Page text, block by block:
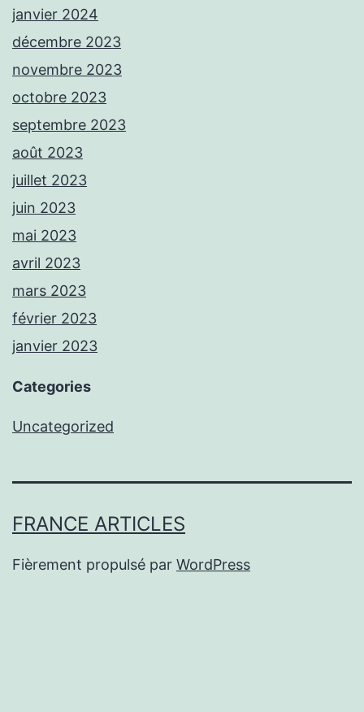
janvier 2024
décembre 2023
novembre 2023
octobre 2023
septembre 2023
août 2023
juillet 2023
juin 2023
mai 2023
avril 2023
mars 2023
février 2023
janvier 2023
Categories
Uncategorized
FRANCE ARTICLES
Fièrement propulsé par WordPress